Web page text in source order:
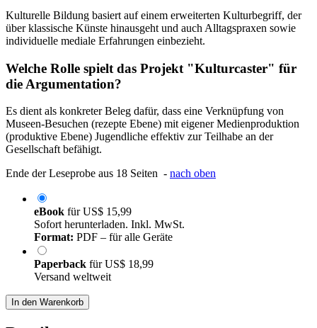
Kulturelle Bildung basiert auf einem erweiterten Kulturbegriff, der
über klassische Künste hinausgeht und auch Alltagspraxen sowie
individuelle mediale Erfahrungen einbezieht.
Welche Rolle spielt das Projekt "Kulturcaster" für
die Argumentation?
Es dient als konkreter Beleg dafür, dass eine Verknüpfung von
Museen-Besuchen (rezepte Ebene) mit eigener Medienproduktion
(produktive Ebene) Jugendliche effektiv zur Teilhabe an der
Gesellschaft befähigt.
Ende der Leseprobe aus 18 Seiten - nach oben
eBook fürUS$ 15,99
Sofort herunterladen. Inkl. MwSt.
Format: PDF – für alle Geräte
Paperback fürUS$ 18,99
Versand weltweit
In den Warenkorb